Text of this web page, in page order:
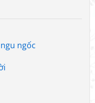
ngốc